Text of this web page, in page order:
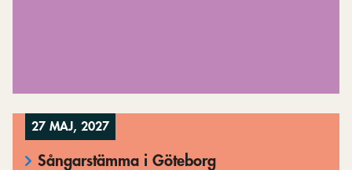
27 MAJ, 2027
Sångarstämma i Göteborg